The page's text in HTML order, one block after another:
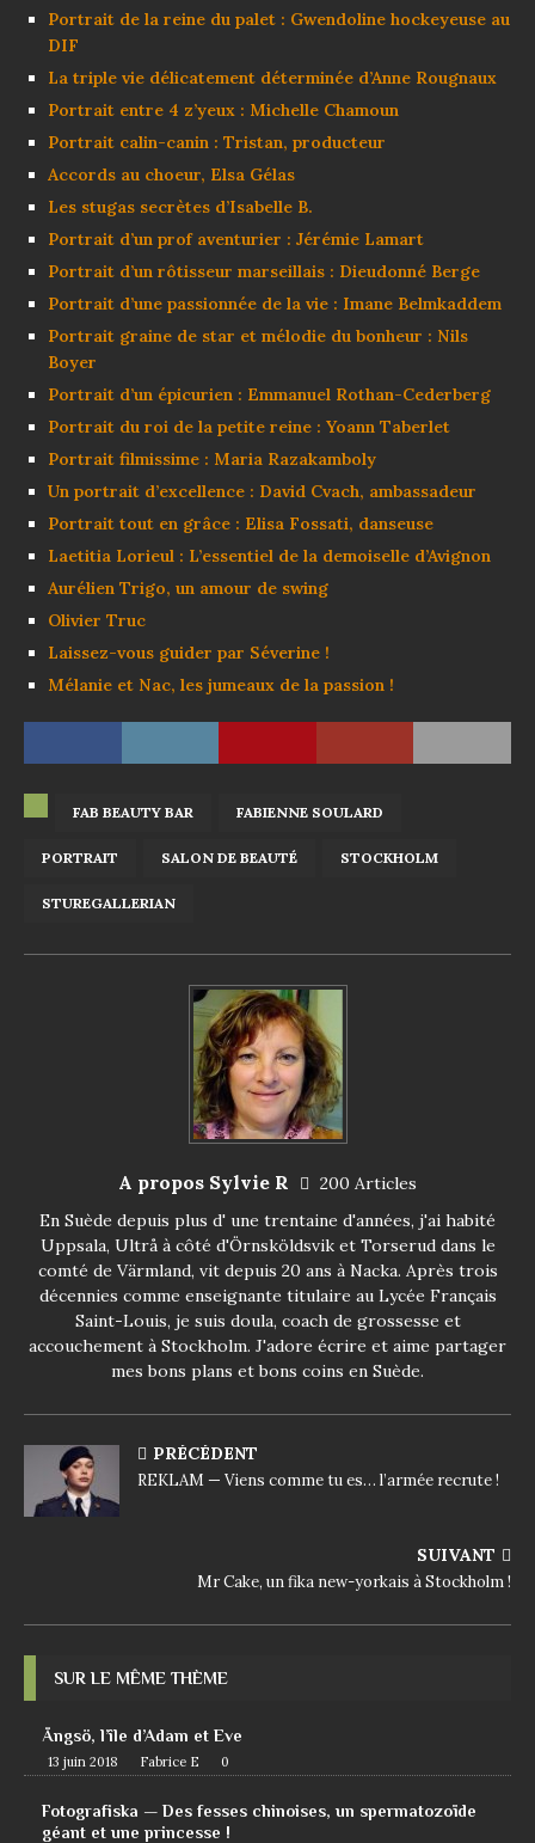
Portrait de la reine du palet : Gwendoline hockeyeuse au
DIF
La triple vie délicatement déterminée d’Anne Rougnaux
Portrait entre 4 z’yeux : Michelle Chamoun
Portrait calin-canin : Tristan, producteur
Accords au choeur, Elsa Gélas
Les stugas secrètes d’Isabelle B.
Portrait d’un prof aventurier : Jérémie Lamart
Portrait d’un rôtisseur marseillais : Dieudonné Berge
Portrait d’une passionnée de la vie : Imane Belmkaddem
Portrait graine de star et mélodie du bonheur : Nils
Boyer
Portrait d’un épicurien : Emmanuel Rothan-Cederberg
Portrait du roi de la petite reine : Yoann Taberlet
Portrait filmissime : Maria Razakamboly
Un portrait d’excellence : David Cvach, ambassadeur
Portrait tout en grâce : Elisa Fossati, danseuse
Laetitia Lorieul : L’essentiel de la demoiselle d’Avignon
Aurélien Trigo, un amour de swing
Olivier Truc
Laissez-vous guider par Séverine !
Mélanie et Nac, les jumeaux de la passion !
FAB BEAUTY BAR FABIENNE SOULARD
PORTRAIT SALON DE BEAUTÉ STOCKHOLM
STUREGALLERIAN
A propos Sylvie R
200 Articles
En Suède depuis plus d' une trentaine d'années, j'ai habité
Uppsala, Ultrå à côté d'Örnsköldsvik et Torserud dans le
comté de Värmland, vit depuis 20 ans à Nacka. Après trois
décennies comme enseignante titulaire au Lycée Français
Saint-Louis, je suis doula, coach de grossesse et
accouchement à Stockholm. J'adore écrire et aime partager
mes bons plans et bons coins en Suède.
PRÉCÉDENT
REKLAM — Viens comme tu es… l’armée recrute !
SUIVANT
Mr Cake, un fika new-yorkais à Stockholm !
SUR LE MÊME THÈME
Ängsö, l’île d’Adam et Eve
13 juin 2018 Fabrice E 0
Fotografiska — Des fesses chinoises, un spermatozoïde
géant et une princesse !